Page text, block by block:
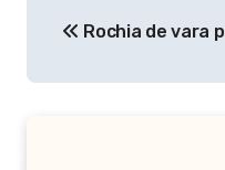
articole
Rochia de vara